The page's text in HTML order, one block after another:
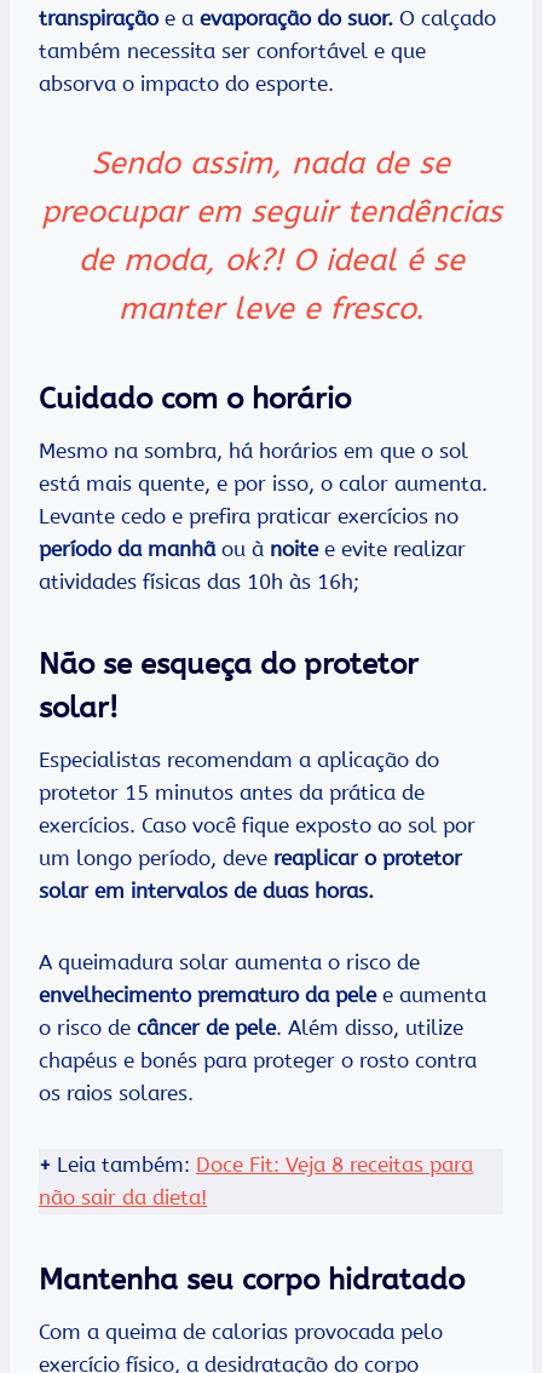
transpiraçãoe a evaporação do suor. O calçado
também necessita ser confortável e que
absorva o impacto do esporte.
Sendo assim, nada de se
preocupar em seguir tendências
de moda, ok?! O ideal é se
manter leve e fresco.
Cuidado com o horário
Mesmo na sombra, há horários em que o sol
está mais quente, e por isso, o calor aumenta.
Levante cedo e prefira praticar exercícios no
período da manhãou à noitee evite realizar
atividades físicas das 10h às 16h;
Não se esqueça do protetor
solar!
Especialistas recomendam a aplicação do
protetor 15 minutos antes da prática de
exercícios. Caso você fique exposto ao sol por
um longo período, deve reaplicar o protetor
solar em intervalos de duas horas.
A queimadura solar aumenta o risco de
envelhecimento prematuro da pelee aumenta
o risco de câncer de pele. Além disso, utilize
chapéus e bonés para proteger o rosto contra
os raios solares.
+ Leia também: Doce Fit: Veja 8 receitas para
não sair da dieta!
Mantenha seu corpo hidratado
Com a queima de calorias provocada pelo
exercício físico, a desidratação do corpo